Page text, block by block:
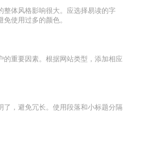
整体风格影响很大。应选择易读的字
使用过多的颜色。
的重要因素。根据网站类型，添加相应
了，避免冗长。使用段落和小标题分隔